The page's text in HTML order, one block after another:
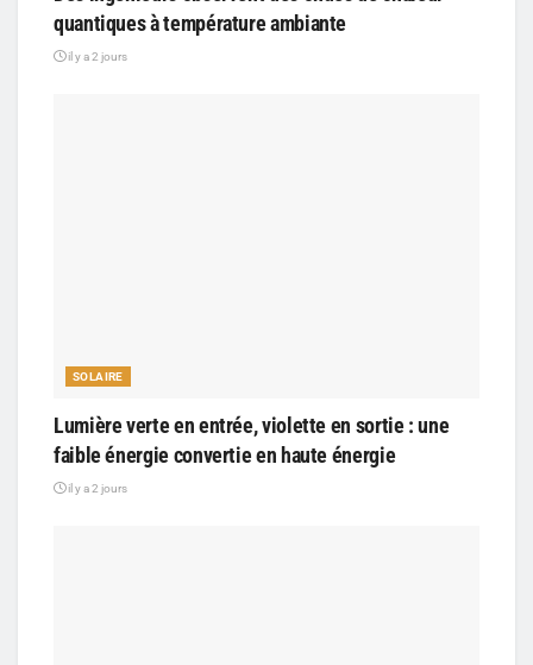
quantiques à température ambiante
il y a 2 jours
SOLAIRE
Lumière verte en entrée, violette en sortie : une
faible énergie convertie en haute énergie
il y a 2 jours